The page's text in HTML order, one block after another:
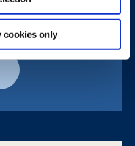
cookies only
control avanzado
aéreo